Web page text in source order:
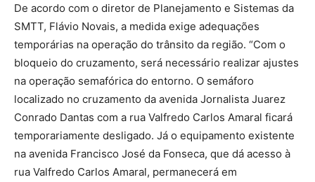
De acordo com o diretor de Planejamento e Sistemas da
SMTT, Flávio Novais, a medida exige adequações
temporárias na operação do trânsito da região. “Com o
bloqueio do cruzamento, será necessário realizar ajustes
na operação semafórica do entorno. O semáforo
localizado no cruzamento da avenida Jornalista Juarez
Conrado Dantas com a rua Valfredo Carlos Amaral ficará
temporariamente desligado. Já o equipamento existente
na avenida Francisco José da Fonseca, que dá acesso à
rua Valfredo Carlos Amaral, permanecerá em